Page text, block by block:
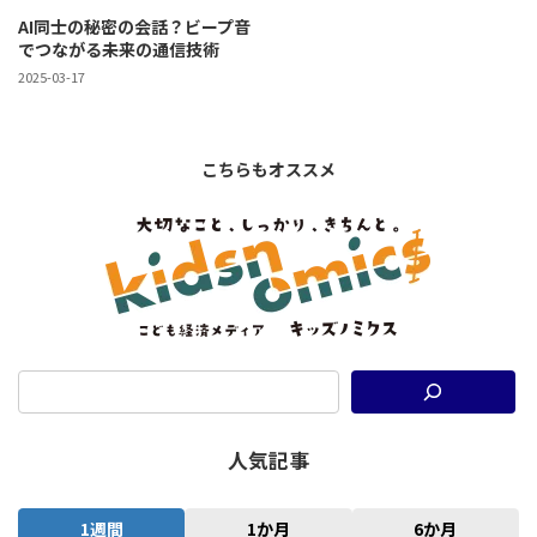
AI同士の秘密の会話？ビープ音
でつながる未来の通信技術
2025-03-17
こちらもオススメ
人気記事
1週間 1か月 6か月